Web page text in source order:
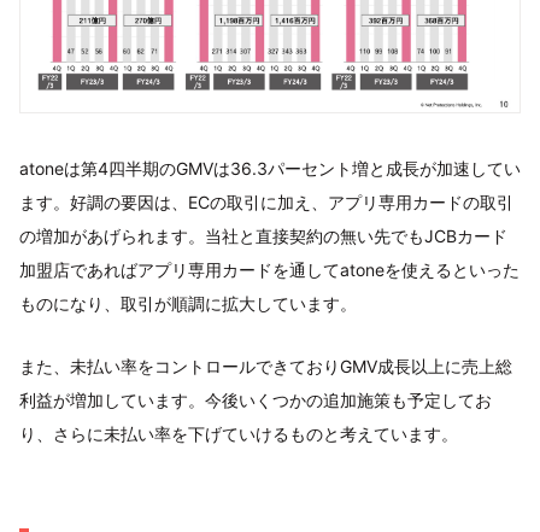
atoneは第4四半期のGMVは36.3パーセント増と成長が加速してい
ます。好調の要因は、ECの取引に加え、アプリ専用カードの取引
の増加があげられます。当社と直接契約の無い先でもJCBカード
加盟店であればアプリ専用カードを通してatoneを使えるといった
ものになり、取引が順調に拡大しています。
また、未払い率をコントロールできておりGMV成長以上に売上総
利益が増加しています。今後いくつかの追加施策も予定してお
り、さらに未払い率を下げていけるものと考えています。